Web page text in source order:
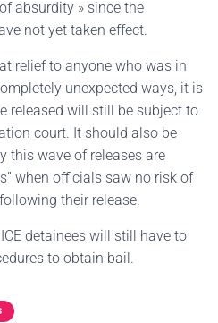
absurdity » since the
not yet taken effect.
relief to anyone who was in
unexpected ways, it is
released will still be subject to
court. It should also be
this wave of releases are
when officials saw no risk of
their release.
detainees will still have to
to obtain bail.